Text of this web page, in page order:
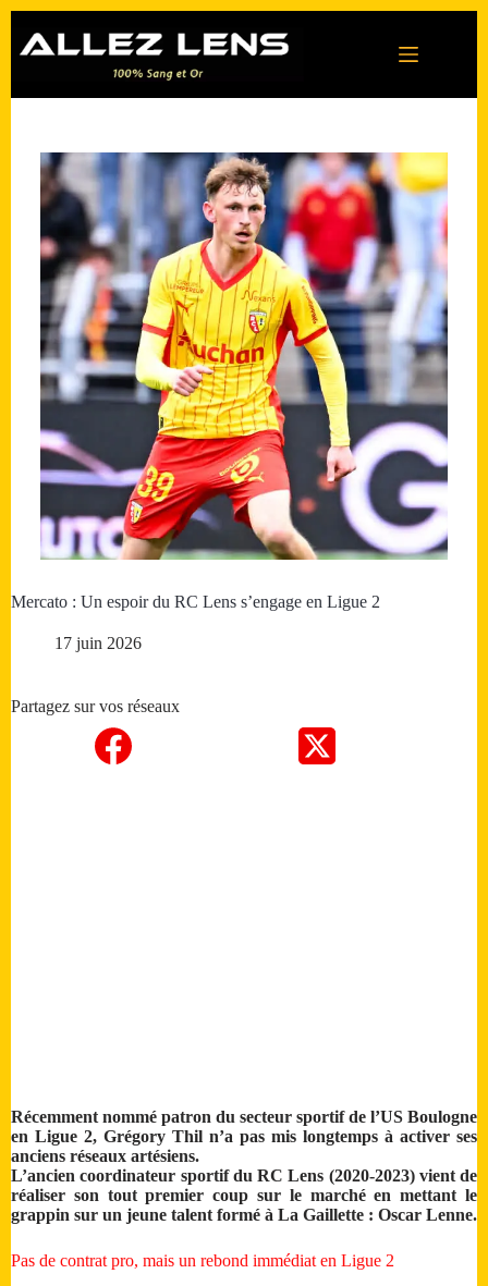
contenu
Mercato : Un espoir du RC Lens s’engage en Ligue 2
17 juin 2026
Partagez sur vos réseaux
Récemment nommé patron du secteur sportif de l’US Boulogne
en Ligue 2, Grégory Thil n’a pas mis longtemps à activer ses
anciens réseaux artésiens.
L’ancien coordinateur sportif du RC Lens (2020-2023) vient de
réaliser son tout premier coup sur le marché en mettant le
grappin sur un jeune talent formé à La Gaillette : Oscar Lenne.
Pas de contrat pro, mais un rebond immédiat en Ligue 2